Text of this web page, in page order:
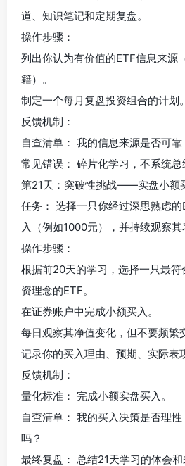
道、知识笔记和定期复盘。
操作步骤：
列出你认为有价值的ETF信息来源
籍）。
制定一个每月复盘投资组合的计划。
反馈机制：
自查清单： 我的信息来源是否可
常见错误： 碎片化学习，不系统总
第21天：突破性挑战——实盘小额
任务： 选择一只你经过深思熟虑
入（例如1000元），并持续观察其
操作步骤：
根据前20天的学习，选择一只最
资理念的ETF。
在证券账户中完成小额买入。
每日观察其净值变化，但不要频繁
记录你的买入理由、预期、实际表
反馈机制：
量化标准： 完成小额实盘买入。
自查清单： 我的买入决策是否理
吗？
最终复盘： 总结21天学习的体会和